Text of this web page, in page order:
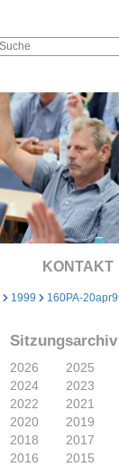
KONTAKT
1999 160PA-
Sitzungsarchiv
2026
2025
2024
2023
2022
2021
2020
2019
2018
2017
2016
2015